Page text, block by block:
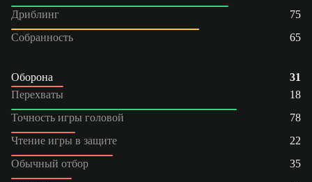
Дриблинг
75
Собранность
65
Оборона
31
Перехваты
18
Точность игры головой
78
Чтение игры в защите
22
Обычный отбор
35